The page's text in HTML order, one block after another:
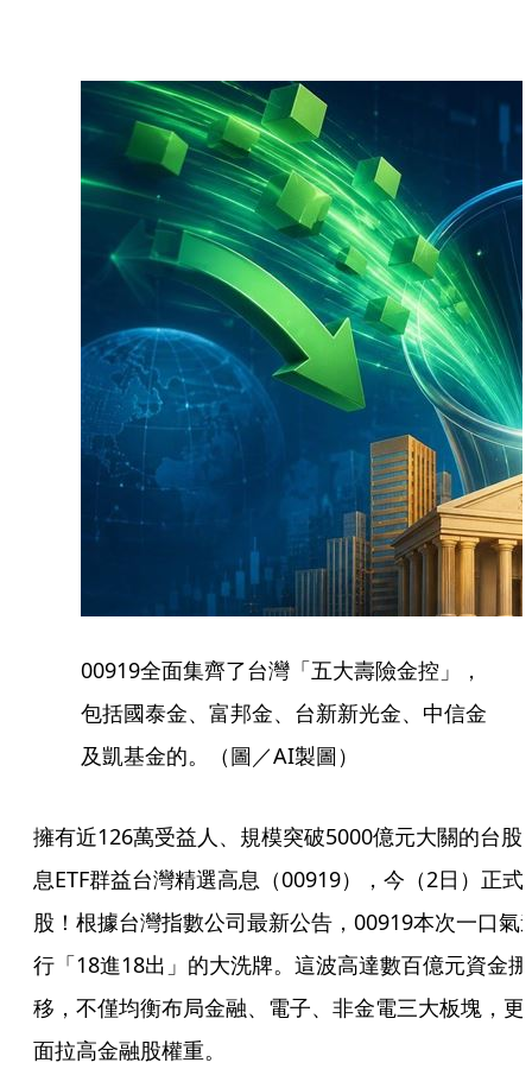
00919全面集齊了台灣「五大壽險金控」，
包括國泰金、富邦金、台新新光金、中信金
及凱基金的。（圖／AI製圖）
擁有近126萬受益人、規模突破5000億元大關的台股
息ETF群益台灣精選高息（00919），今（2日）正式
股！根據台灣指數公司最新公告，00919本次一口氣
行「18進18出」的大洗牌。這波高達數百億元資金挪
移，不僅均衡布局金融、電子、非金電三大板塊，更
面拉高金融股權重。